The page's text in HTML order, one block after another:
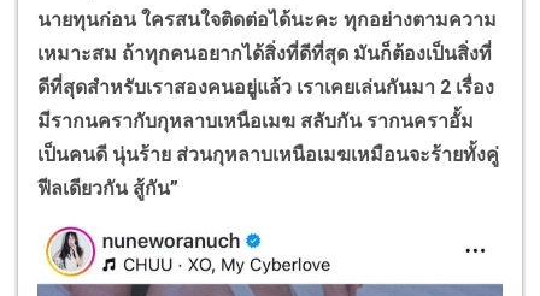
นายทุนก่อน ใครสนใจติดต่อได้นะคะ ทุกอย่างตามความ
เหมาะสม ถ้าทุกคนอยากได้สิ่งที่ดีที่สุด มันก็ต้องเป็นสิ่งที่
ดีที่สุดสำหรับเราสองคนอยู่แล้ว เราเคยเล่นกันมา 2 เรื่อง
มีรากนครากับกุหลาบเหนือเมฆ สลับกัน รากนคราอั้ม
เป็นคนดี นุ่นร้าย ส่วนกุหลาบเหนือเมฆเหมือนจะร้ายทั้งคู่
ฟีลเดียวกัน สู้กัน”